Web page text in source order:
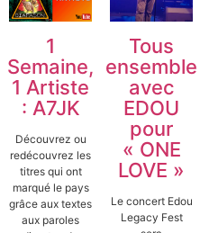
1
Semaine,
1 Artiste
: A7JK
Découvrez ou
redécouvrez les
titres qui ont
marqué le pays
grâce aux textes
aux paroles
Tous
ensemble
avec
EDOU
pour
« ONE
LOVE »
Le concert Edou
Legacy Fest